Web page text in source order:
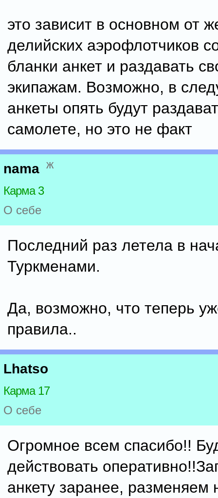
это зависит в основном от
делийских аэрофлотчиков
бланки анкет и раздавать
экипажам. Возможно, в
анкеты опять будут
самолете, но это не факт
nama ж
Карма 3
О себе
Последний раз летела в
Туркменами.
Да, возможно, что теперь
правила..
Lhatso
Карма 17
О себе
Огромное всем спасибо!!
действовать
анкету заранее, разменяем